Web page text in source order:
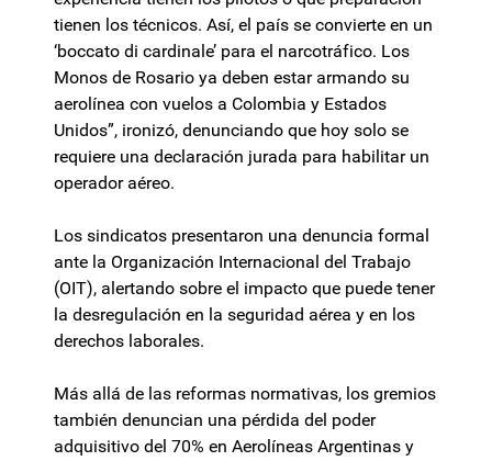
tienen los técnicos. Así, el país se convierte en un
‘boccato di cardinale’ para el narcotráfico. Los
Monos de Rosario ya deben estar armando su
aerolínea con vuelos a Colombia y Estados
Unidos”, ironizó, denunciando que hoy solo se
requiere una declaración jurada para habilitar un
operador aéreo.
Los sindicatos presentaron una denuncia formal
ante la Organización Internacional del Trabajo
(OIT), alertando sobre el impacto que puede tener
la desregulación en la seguridad aérea y en los
derechos laborales.
Más allá de las reformas normativas, los gremios
también denuncian una pérdida del poder
adquisitivo del 70% en Aerolíneas Argentinas y